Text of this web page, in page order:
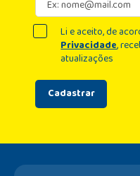
Cadastrar
Li e aceito, de
Privacidade,
atualizações